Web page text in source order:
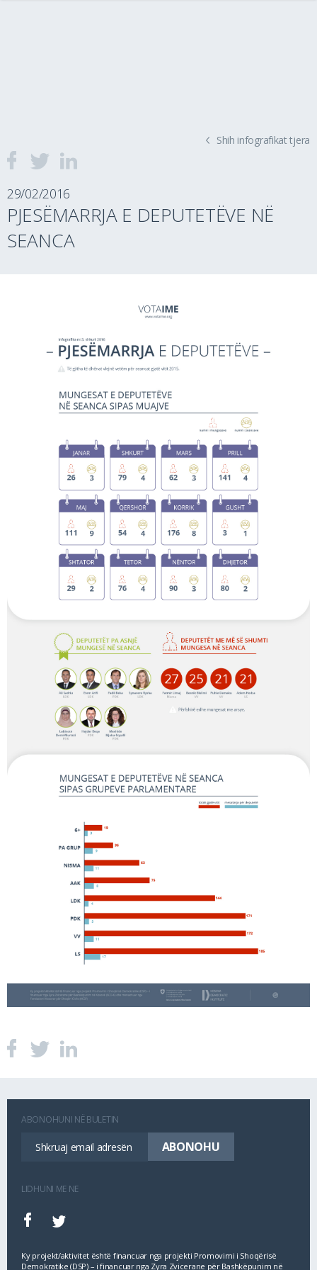
Shih infografikat tjera
29/02/2016
PJESËMARRJA E DEPUTETËVE NË
SEANCA
ABONOHUNI NË BULETIN
LIDHUNI ME NE
Ky projekt/aktivitet është financuar nga projekti Promovimi i Shoqërisë
Demokratike (DSP) – i financuar nga Zyra Zvicerane për Bashkëpunim në